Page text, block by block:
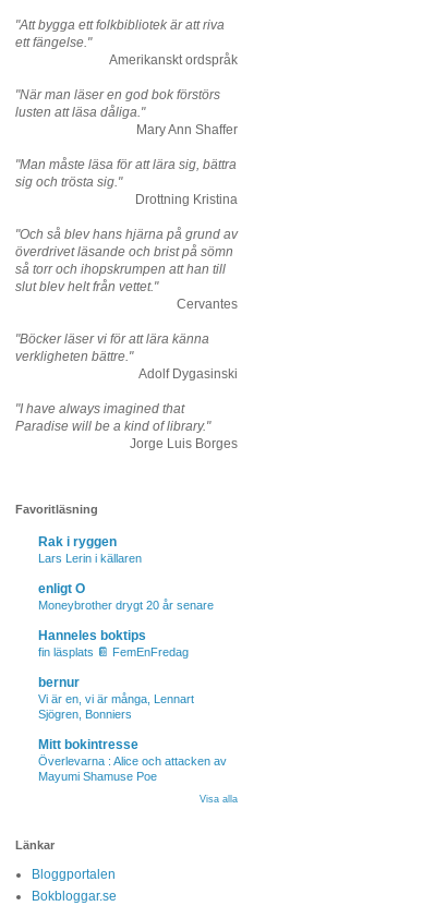
"Att bygga ett folkbibliotek är att riva
ett fängelse."
Amerikanskt ordspråk
"När man läser en god bok förstörs
lusten att läsa dåliga."
Mary Ann Shaffer
"Man måste läsa för att lära sig, bättra
sig och trösta sig."
Drottning Kristina
"Och så blev hans hjärna på grund av
överdrivet läsande och brist på sömn
så torr och ihopskrumpen att han till
slut blev helt från vettet."
Cervantes
"Böcker läser vi för att lära känna
verkligheten bättre."
Adolf Dygasinski
"I have always imagined that
Paradise will be a kind of library."
Jorge Luis Borges
Favoritläsning
Rak i ryggen
Lars Lerin i källaren
enligt O
Moneybrother drygt 20 år senare
Hanneles boktips
fin läsplats 📔 FemEnFredag
bernur
Vi är en, vi är många, Lennart
Sjögren, Bonniers
Mitt bokintresse
Överlevarna : Alice och attacken av
Mayumi Shamuse Poe
Visa alla
Länkar
Bloggportalen
Bokbloggar.se